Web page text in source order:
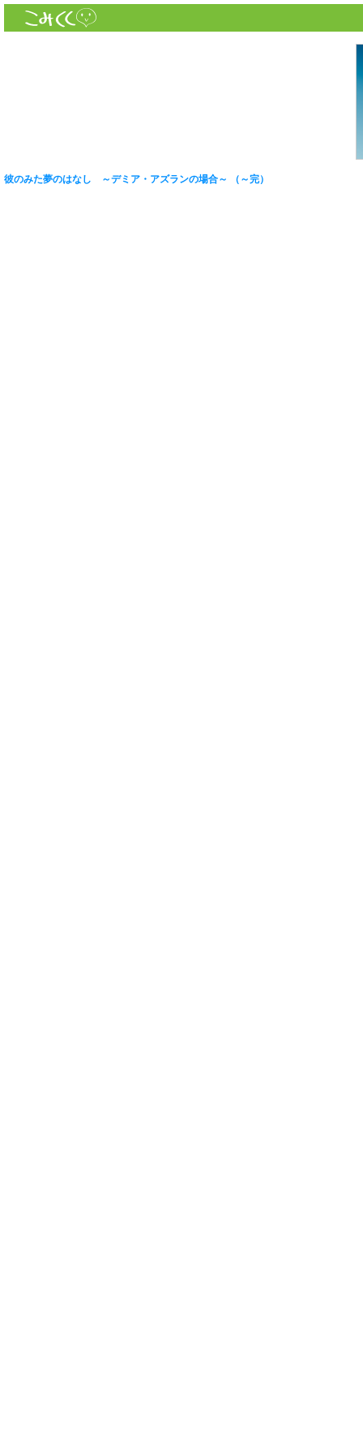
彼のみた夢のはなし ～デミア・アズランの場合～ （～完）